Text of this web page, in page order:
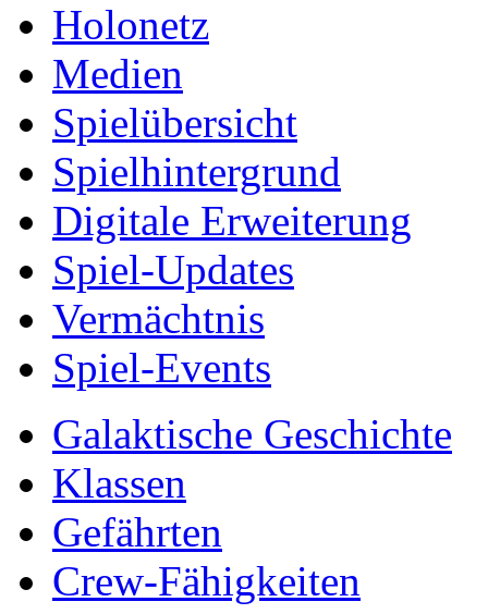
Holonetz
Medien
Spielübersicht
Spielhintergrund
Digitale Erweiterung
Spiel-Updates
Vermächtnis
Spiel-Events
Galaktische Geschichte
Klassen
Gefährten
Crew-Fähigkeiten